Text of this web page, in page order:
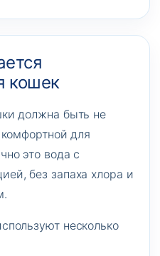
кошек
должна быть не
для
это вода с
без запаха хлора и
несколько